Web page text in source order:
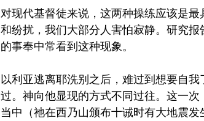
对现代基督徒来说，这两种操练应该是
和纷扰，我们大部分人害怕寂静。研究
的事奉中常看到这种现象。
以利亚逃离耶洗别之后，难过到想要自
过。神向他显现的方式不同过往。这一
当中（祂在西乃山颁布十诫时有大地震